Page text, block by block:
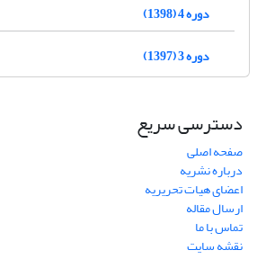
دوره 4 (1398)
دوره 3 (1397)
دسترسی سریع
صفحه اصلی
درباره نشریه
اعضای هیات تحریریه
ارسال مقاله
تماس با ما
نقشه سایت